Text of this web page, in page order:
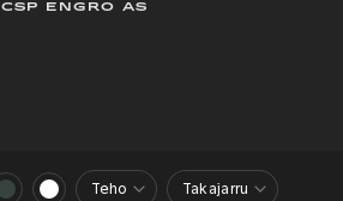
CSP ENGRO AS
Teho Takajarru